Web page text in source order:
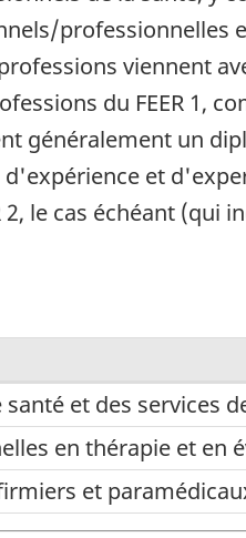
professionnelles
viennent
du FEER
généralement un
et
le cas échéant
et des services
en thérapie et en
et